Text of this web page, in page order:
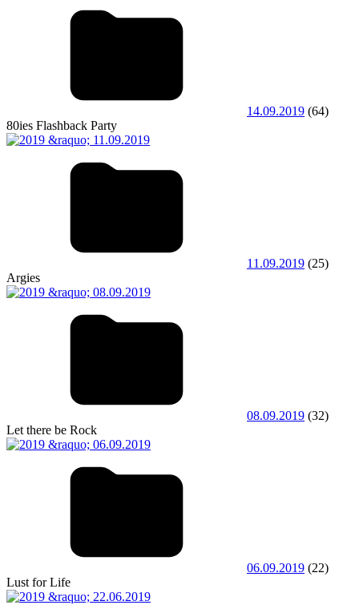
14.09.2019 (64)
80ies Flashback Party
11.09.2019 (25)
Argies
08.09.2019 (32)
Let there be Rock
06.09.2019 (22)
Lust for Life